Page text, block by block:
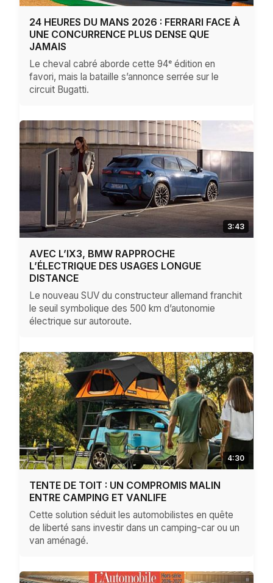
24 HEURES DU MANS 2026 : FERRARI FACE À
UNE CONCURRENCE PLUS DENSE QUE
JAMAIS
Le cheval cabré aborde cette 94ᵉ édition en
favori, mais la bataille s’annonce serrée sur le
circuit Bugatti.
3:43
AVEC L’IX3, BMW RAPPROCHE
L’ÉLECTRIQUE DES USAGES LONGUE
DISTANCE
Le nouveau SUV du constructeur allemand franchit
le seuil symbolique des 500 km d’autonomie
électrique sur autoroute.
4:30
TENTE DE TOIT : UN COMPROMIS MALIN
ENTRE CAMPING ET VANLIFE
Cette solution séduit les automobilistes en quête
de liberté sans investir dans un camping-car ou un
van aménagé.